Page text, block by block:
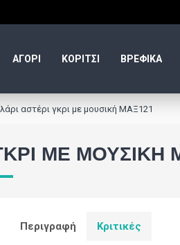
ΑΓΟΡΙ ΚΟΡΙΤΣΙ ΒΡΕΦΙΚΑ
αστέρι γκρι με μουσική ΜΑΞ121
ΜΕ ΜΟΥΣΙΚΉ
Περιγραφή Κριτικές